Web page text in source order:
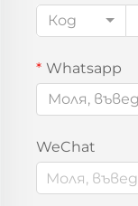
Код
Whatsapp
Моля,
WeChat